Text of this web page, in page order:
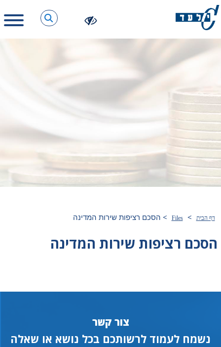
דף הבית >
Files
> הסכם רציפות שירות המדינה
הסכם רציפות שירות המדינה
צור קשר
נשמח לעמוד לרשותכם בכל נושא או שאלה